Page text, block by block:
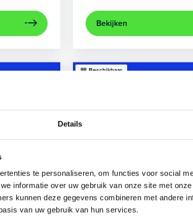
Details
te personaliseren, om functies voor social
informatie over uw gebruik van onze site met
kunnen deze gegevens combineren met andere
van uw gebruik van hun services.
Bekijken
Beschikbaar
Audi A3
Sportback 40 TFSIe Advanced